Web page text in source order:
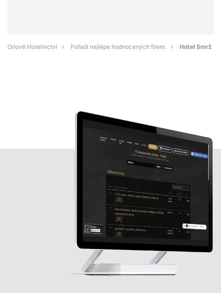
Orlové Hotelnictví Pořadí nejlépe hodnocených firem. Hotel Smrž